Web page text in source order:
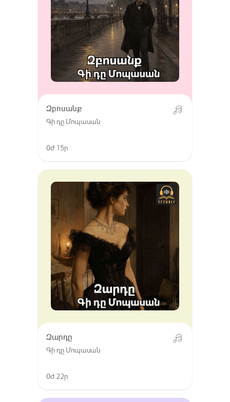
Զբոսանք
Գի դը Մոպասան
0ժ 15ր
Զարդը
Գի դը Մոպասան
0ժ 22ր